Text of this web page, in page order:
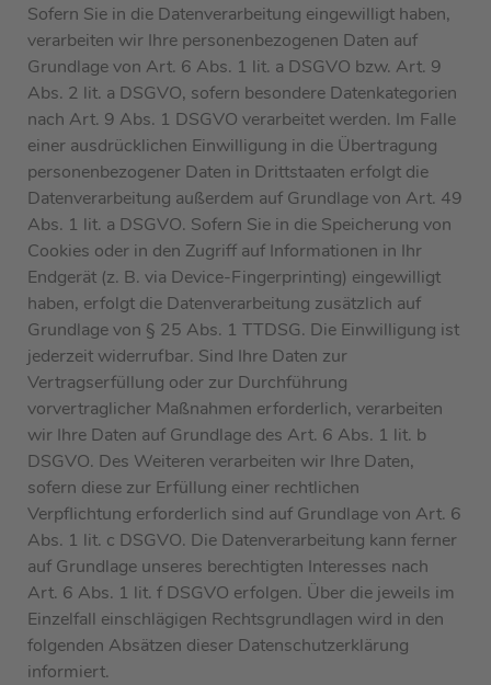
Sofern Sie in die Datenverarbeitung eingewilligt haben,
verarbeiten wir Ihre personenbezogenen Daten auf
Grundlage von Art. 6 Abs. 1 lit. a DSGVO bzw. Art. 9
Abs. 2 lit. a DSGVO, sofern besondere Datenkategorien
nach Art. 9 Abs. 1 DSGVO verarbeitet werden. Im Falle
einer ausdrücklichen Einwilligung in die Übertragung
personenbezogener Daten in Drittstaaten erfolgt die
Datenverarbeitung außerdem auf Grundlage von Art. 49
Abs. 1 lit. a DSGVO. Sofern Sie in die Speicherung von
Cookies oder in den Zugriff auf Informationen in Ihr
Endgerät (z. B. via Device-Fingerprinting) eingewilligt
haben, erfolgt die Datenverarbeitung zusätzlich auf
Grundlage von § 25 Abs. 1 TTDSG. Die Einwilligung ist
jederzeit widerrufbar. Sind Ihre Daten zur
Vertragserfüllung oder zur Durchführung
vorvertraglicher Maßnahmen erforderlich, verarbeiten
wir Ihre Daten auf Grundlage des Art. 6 Abs. 1 lit. b
DSGVO. Des Weiteren verarbeiten wir Ihre Daten,
sofern diese zur Erfüllung einer rechtlichen
Verpflichtung erforderlich sind auf Grundlage von Art. 6
Abs. 1 lit. c DSGVO. Die Datenverarbeitung kann ferner
auf Grundlage unseres berechtigten Interesses nach
Art. 6 Abs. 1 lit. f DSGVO erfolgen. Über die jeweils im
Einzelfall einschlägigen Rechtsgrundlagen wird in den
folgenden Absätzen dieser Datenschutzerklärung
informiert.